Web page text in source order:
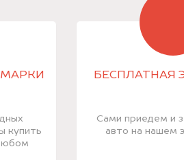
купить
БЕСПЛАТНАЯ
Сами приедем и
авто на нашем